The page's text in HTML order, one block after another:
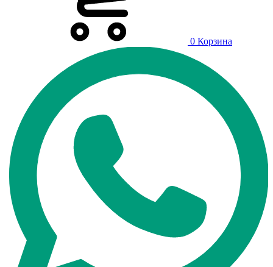
0 Корзина